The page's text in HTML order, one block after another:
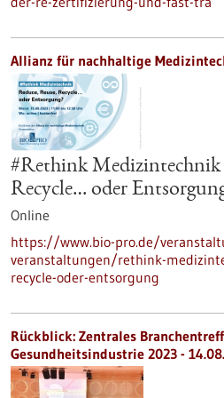
Allianz für nachhaltige
#Rethink Medizintechnik
Recycle… oder
Online
https://www.bio-pro.de/
veranstaltungen/rethink-
recycle-oder-entsorgung
Rückblick: Zentrales
Gesundheitsindustrie 2023 -